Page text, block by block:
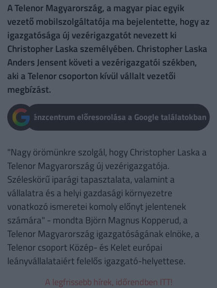
A Telenor Magyarország, a magyar piac egyik
vezető mobilszolgáltatója ma bejelentette, hogy az
igazgatósága új vezérigazgatót nevezett ki
Christopher Laska személyében. Christopher Laska
Anders Jensent követi a vezérigazgatói székben,
aki a Telenor csoporton kívül vállalt vezetői
megbízást.
Pénzcentrum előresorolása a Google találatokban
"Nagy örömünkre szolgál, hogy Christopher Laska a
Telenor Magyarország új vezérigazgatója.
Széleskörű iparági tapasztalata, valamint a
vállalatra és a helyi gazdasági környezetre
vonatkozó ismeretei komoly előnyt jelentenek
számára" - mondta Björn Magnus Kopperud, a
Telenor Magyarország igazgatóságának elnöke, a
Telenor csoport Közép- és Kelet európai
leányvállalataiért felelős igazgató-helyettese.
A legfrissebb hírek, időrendben ITT!